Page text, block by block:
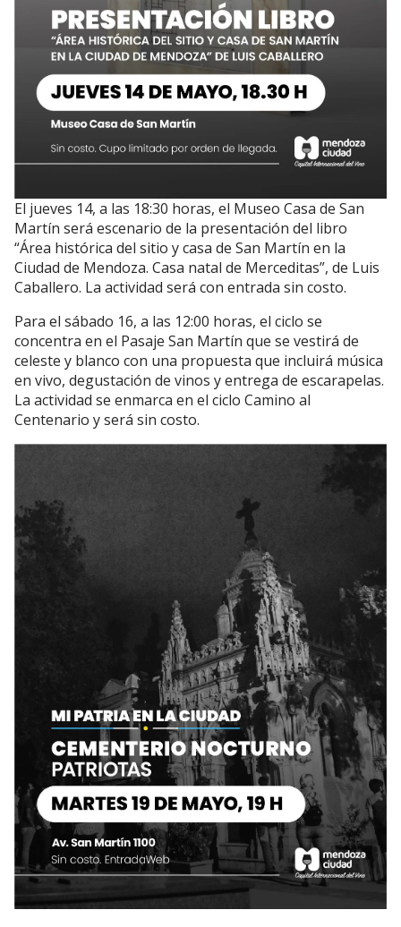
El jueves 14, a las 18:30 horas, el Museo Casa de San
Martín será escenario de la presentación del libro
“Área histórica del sitio y casa de San Martín en la
Ciudad de Mendoza. Casa natal de Merceditas”, de Luis
Caballero. La actividad será con entrada sin costo.
Para el sábado 16, a las 12:00 horas, el ciclo se
concentra en el Pasaje San Martín que se vestirá de
celeste y blanco con una propuesta que incluirá música
en vivo, degustación de vinos y entrega de escarapelas.
La actividad se enmarca en el ciclo Camino al
Centenario y será sin costo.